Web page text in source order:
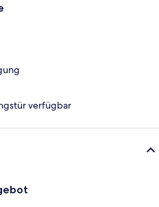
verfügbar